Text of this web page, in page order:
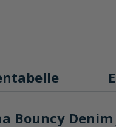
Bouncy